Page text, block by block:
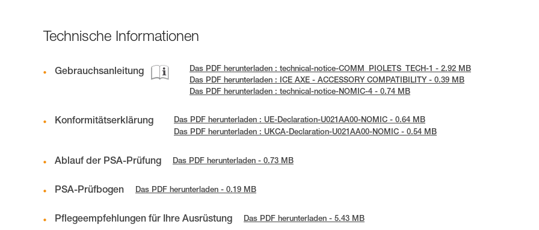
Technische Informationen
Gebrauchsanleitung
Das PDF herunterladen : technical-notice-COMM_PIOLETS_TECH-1 - 2.92 MB
Das PDF herunterladen : ICE AXE - ACCESSORY COMPATIBILITY - 0.39 MB
Das PDF herunterladen : technical-notice-NOMIC-4 - 0.74 MB
Konformitätserklärung
Das PDF herunterladen : UE-Declaration-U021AA00-NOMIC - 0.64 MB
Das PDF herunterladen : UKCA-Declaration-U021AA00-NOMIC - 0.54 MB
Ablauf der PSA-Prüfung Das PDF herunterladen - 0.73 MB
PSA-Prüfbogen Das PDF herunterladen - 0.19 MB
Pflegeempfehlungen für Ihre Ausrüstung Das PDF herunterladen - 5.43 MB